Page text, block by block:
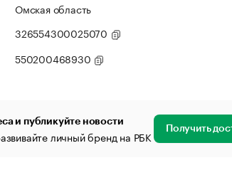
Омская область
326554300025070
550200468930
и публикуйте новости
личный бренд на РБК Получить